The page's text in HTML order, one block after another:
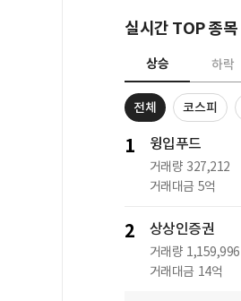
실시간 TOP 종목
상승 하락
전체 코스피
1 윙입푸드
거래량 327,212
거래대금 5억
2 상상인증권
거래량 1,159,996
거래대금 14억